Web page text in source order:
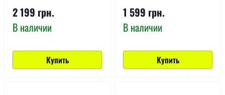
2 199 грн.
В наличии
Купить
1 599 грн.
В наличии
Купить